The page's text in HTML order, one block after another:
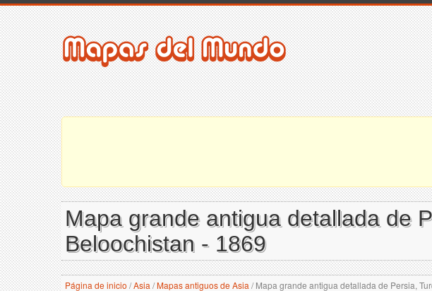
Mapa grande antigua detallada de
Beloochistan - 1869
Página de inicio /Asia /Mapas antiguos de Asia /Mapa grande antigua detallada de Persia,